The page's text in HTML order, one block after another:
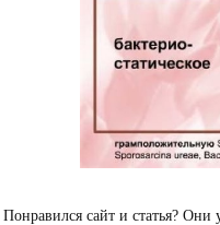
Понравился сайт и статья? Они